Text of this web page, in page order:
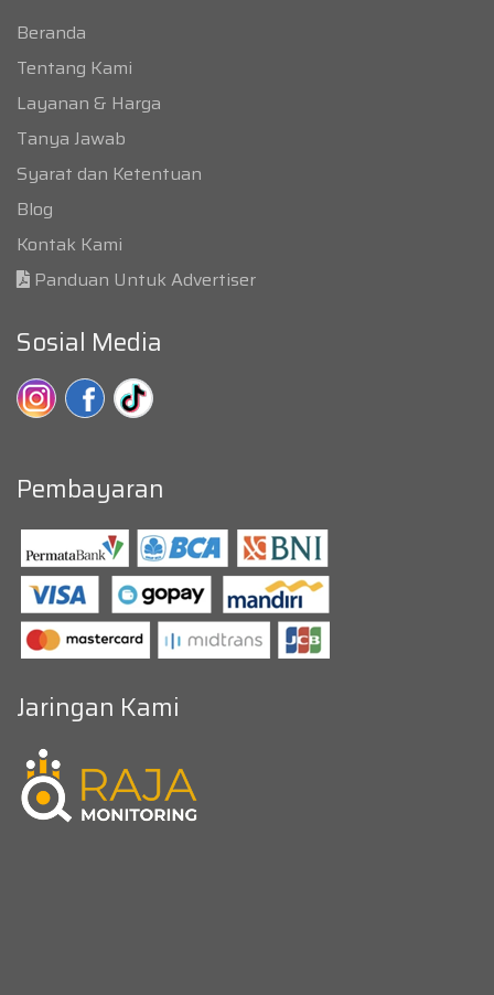
Beranda
Tentang Kami
Layanan & Harga
Tanya Jawab
Syarat dan Ketentuan
Blog
Kontak Kami
Panduan Untuk Advertiser
Sosial Media
Pembayaran
Jaringan Kami